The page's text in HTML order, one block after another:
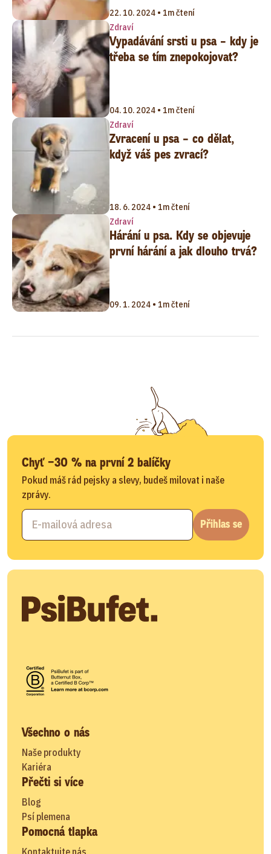
22. 10. 2024 • 1m čtení
Zdraví
Vypadávání srsti u psa – kdy je
třeba se tím znepokojovat?
04. 10. 2024 • 1m čtení
Zdraví
Zvracení u psa – co dělat,
když váš pes zvrací?
18. 6. 2024 • 1m čtení
Zdraví
Hárání u psa. Kdy se objevuje
první hárání a jak dlouho trvá?
09. 1. 2024 • 1m čtení
Chyť −30 % na první 2 balíčky
Pokud máš rád pejsky a slevy, budeš milovat i naše
zprávy.
Přihlas se
Všechno o nás
Naše produkty
Kariéra
Přečti si více
Blog
Psí plemena
Pomocná tlapka
Kontaktujte nás